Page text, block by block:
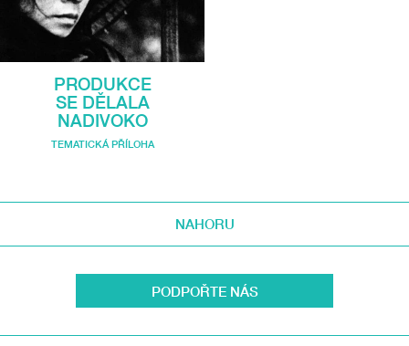
PRODUKCE
SE DĚLALA
NADIVOKO
TEMATICKÁ PŘÍLOHA
NAHORU
PODPOŘTE NÁS